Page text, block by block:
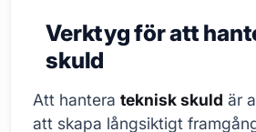
Verktyg för att
skuld
Att hantera teknisk skuld är
att skapa långsiktigt